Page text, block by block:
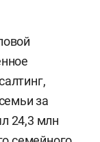
за
24,3 млн